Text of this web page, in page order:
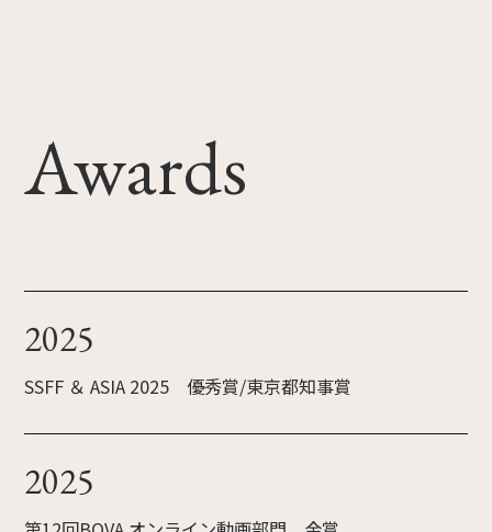
Awards
2025
SSFF ＆ ASIA 2025 優秀賞/東京都知事賞
2025